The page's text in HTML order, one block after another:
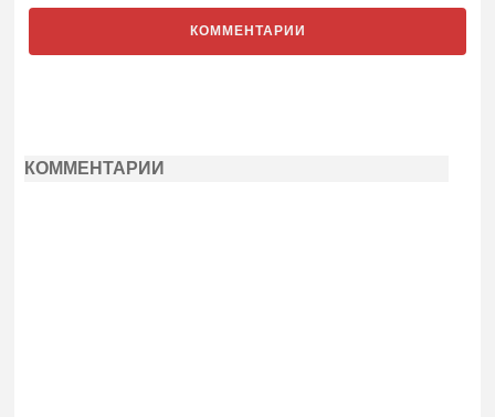
КОММЕНТАРИИ
КОММЕНТАРИИ